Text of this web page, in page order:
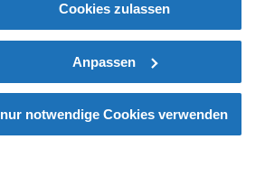
Cookies zulassen
Anpassen
nur notwendige Cookies verwenden